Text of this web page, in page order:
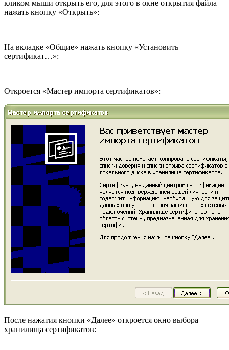
кликом мыши открыть его, для этого в окне открытия файла
нажать кнопку «Открыть»:
На вкладке «Общие» нажать кнопку «Установить
сертификат…»:
Откроется «Мастер импорта сертификатов»:
После нажатия кнопки «Далее» откроется окно выбора
хранилища сертификатов: